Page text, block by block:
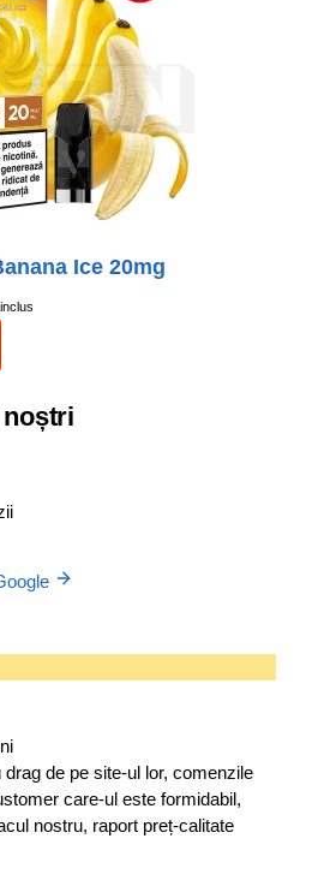
Ice 20mg
de pe site-ul lor, comenzile
care-ul este formidabil,
nostru, raport preț-calitate